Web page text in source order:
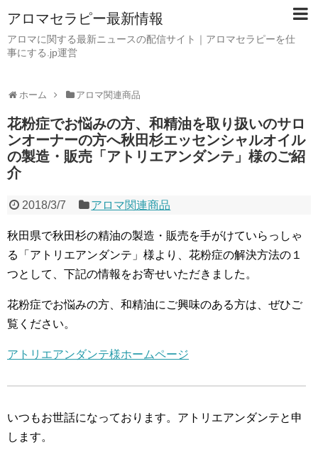
アロマセラピー最新情報
アロマに関する最新ニュースの配信サイト｜アロマセラピーを仕
事にする.jp運営
ホーム アロマ関連商品
花粉症でお悩みの方、和精油を取り扱いのサロ
ンオーナーの方へ秋田杉エッセンシャルオイル
の製造・販売「アトリエアンダンテ」様のご紹
介
2018/3/7 アロマ関連商品
秋田県で秋田杉の精油の製造・販売を手がけていらっしゃ
る「アトリエアンダンテ」様より、花粉症の解決方法の１
つとして、下記の情報をお寄せいただきました。
花粉症でお悩みの方、和精油にご興味のある方は、ぜひご
覧ください。
アトリエアンダンテ様ホームページ
いつもお世話になっております。アトリエアンダンテと申
します。